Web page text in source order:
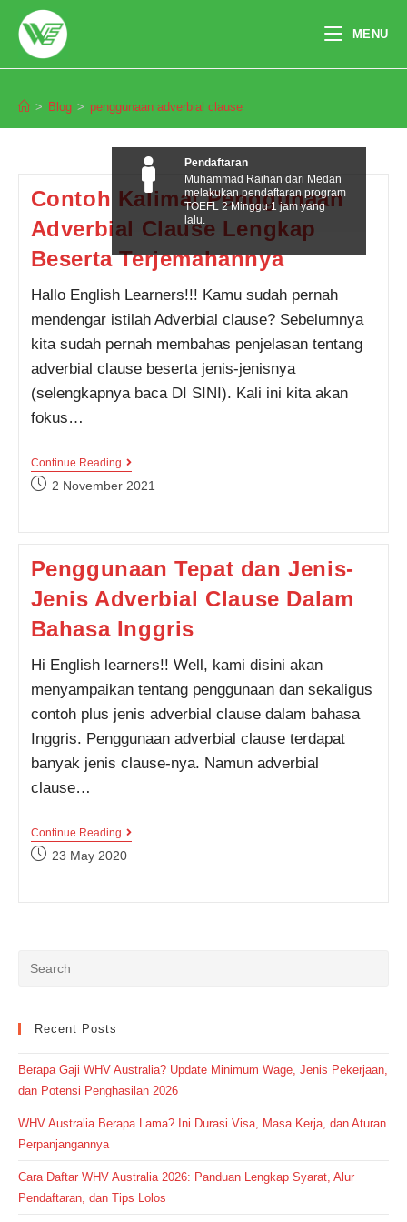
content
MENU
> Blog > penggunaan adverbial clause
Contoh Kalimat Penggunaan
Adverbial Clause Lengkap
Beserta Terjemahannya
Hallo English Learners!!! Kamu sudah pernah
mendengar istilah Adverbial clause? Sebelumnya
kita sudah pernah membahas penjelasan tentang
adverbial clause beserta jenis-jenisnya
(selengkapnya baca DI SINI). Kali ini kita akan
fokus…
Continue ReadingContoh
Penggunaan
Terjemahannya
Post2 November 2021
Penggunaan Tepat dan Jenis-
Jenis Adverbial Clause Dalam
Bahasa Inggris
Hi English learners!! Well, kami disini akan
menyampaikan tentang penggunaan dan sekaligus
contoh plus jenis adverbial clause dalam bahasa
Inggris. Penggunaan adverbial clause terdapat
banyak jenis clause-nya. Namun adverbial
clause…
Continue ReadingPenggunaan
Dan
Post23 May 2020
Recent Posts
Berapa Gaji WHV Australia? Update Minimum Wage, Jenis Pekerjaan,
dan Potensi Penghasilan 2026
WHV Australia Berapa Lama? Ini Durasi Visa, Masa Kerja, dan Aturan
Perpanjangannya
Cara Daftar WHV Australia 2026: Panduan Lengkap Syarat, Alur
Pendaftaran, dan Tips Lolos
Pendaftaran
Muhammad Raihan dari Medan
melakukan pendaftaran program
TOEFL 2 Minggu 1 jam yang
lalu.